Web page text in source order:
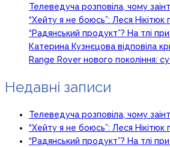
Телеведуча розповіла, чому
“Хейту я не боюсь”: Леся Нікітюк
“Радянський продукт”? На тлі
Катерина Кузнєцова відповіла
Range Rover нового покоління:
Недавні записи
Телеведуча розповіла, чому
“Хейту я не боюсь”: Леся Нікітюк
“Радянський продукт”? На тлі